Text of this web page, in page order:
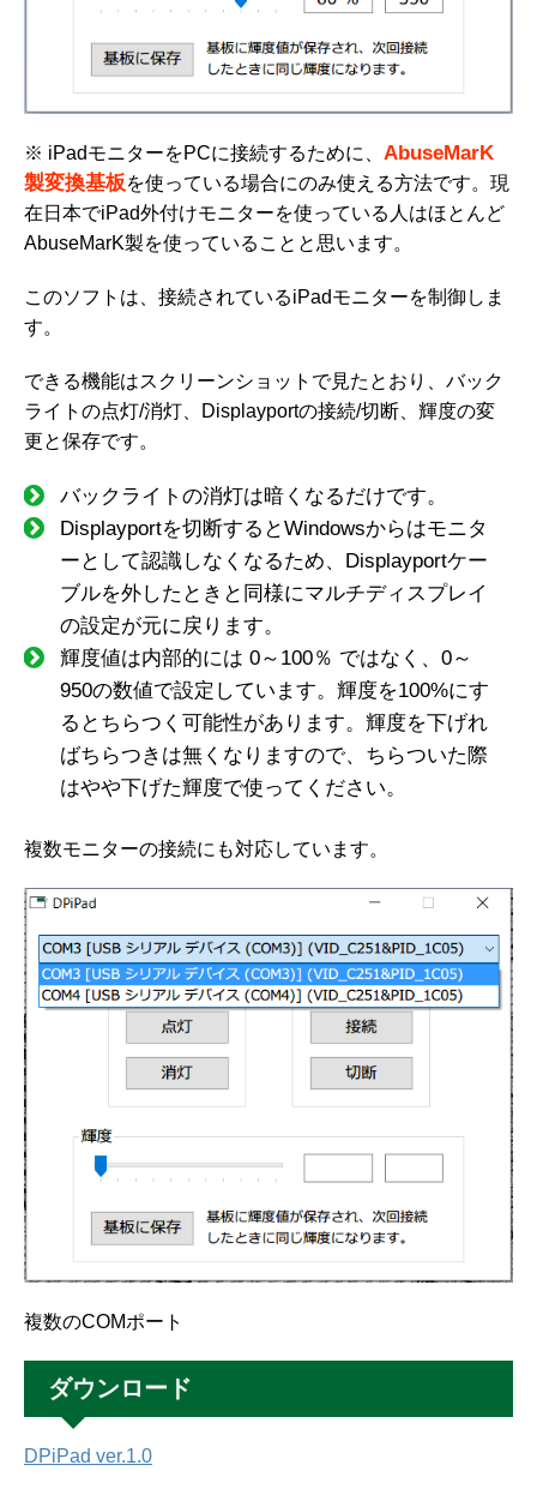
※ iPadモニターをPCに接続するために、 AbuseMarK
製変換基板を使っている場合にのみ使える方法です。現
在日本でiPad外付けモニターを使っている人はほとんど
AbuseMarK製を使っていることと思います。
このソフトは、接続されているiPadモニターを制御しま
す。
できる機能はスクリーンショットで見たとおり、バック
ライトの点灯/消灯、Displayportの接続/切断、輝度の変
更と保存です。
バックライトの消灯は暗くなるだけです。
Displayportを切断するとWindowsからはモニタ
ーとして認識しなくなるため、Displayportケー
ブルを外したときと同様にマルチディスプレイ
の設定が元に戻ります。
輝度値は内部的には 0～100％ ではなく、0～
950の数値で設定しています。輝度を100%にす
るとちらつく可能性があります。輝度を下げれ
ばちらつきは無くなりますので、ちらついた際
はやや下げた輝度で使ってください。
複数モニターの接続にも対応しています。
複数のCOMポート
ダウンロード
DPiPad ver.1.0